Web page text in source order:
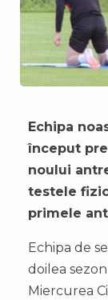
Echipa
început
noului
testele
primele
Echipa de
doilea
Miercurea